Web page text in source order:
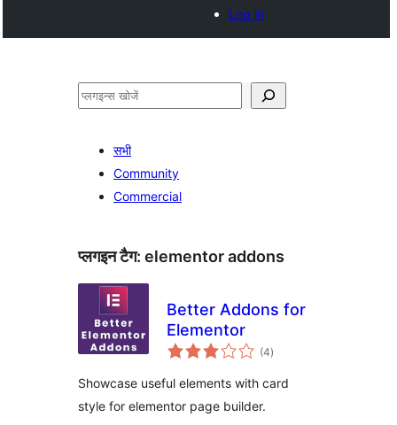
Log in
खोजें
सभी
Community
Commercial
प्लगइन टैग: elementor addons
Better Addons for
Elementor
(4कुल
दर)
Showcase useful elements with card
style for elementor page builder.